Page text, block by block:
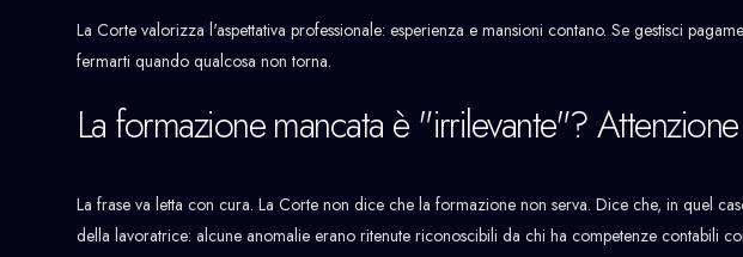
La Corte valorizza l'aspettativa professionale: esperienza e mansioni contano. Se gestisci
fermarti quando qualcosa non torna.
La formazione mancata è "irrilevante"?
La frase va letta con cura. La Corte non dice che la formazione non serva. Dice che, in quel
della lavoratrice: alcune anomalie erano ritenute riconoscibili da chi ha competenze contabili